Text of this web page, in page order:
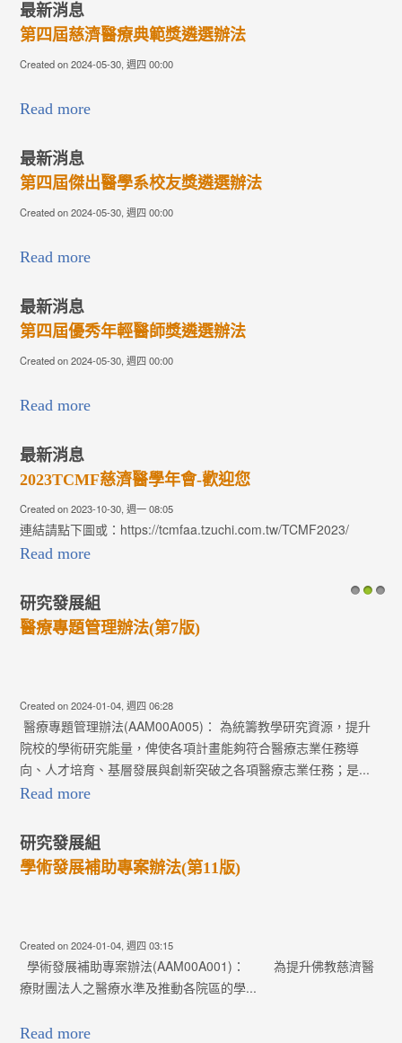
最新消息
第四屆慈濟醫療典範獎遴選辦法
Created on 2024-05-30, 週四 00:00
Read more
最新消息
第四屆傑出醫學系校友獎遴選辦法
Created on 2024-05-30, 週四 00:00
Read more
最新消息
第四屆優秀年輕醫師獎遴選辦法
Created on 2024-05-30, 週四 00:00
Read more
最新消息
2023TCMF慈濟醫學年會-歡迎您
Created on 2023-10-30, 週一 08:05
連結請點下圖或：https://tcmfaa.tzuchi.com.tw/TCMF2023/
Read more
研究發展組
醫療專題管理辦法(第7版)
Created on 2024-01-04, 週四 06:28
醫療專題管理辦法(AAM00A005)： 為統籌教學研究資源，提升
院校的學術研究能量，俾使各項計畫能夠符合醫療志業任務導
向、人才培育、基層發展與創新突破之各項醫療志業任務；是...
Read more
研究發展組
學術發展補助專案辦法(第11版)
Created on 2024-01-04, 週四 03:15
學術發展補助專案辦法(AAM00A001)： 為提升佛教慈濟醫
療財團法人之醫療水準及推動各院區的學...
Read more